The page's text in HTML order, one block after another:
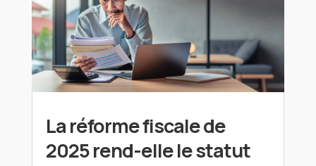
La réforme fiscale de
2025 rend-elle le statut